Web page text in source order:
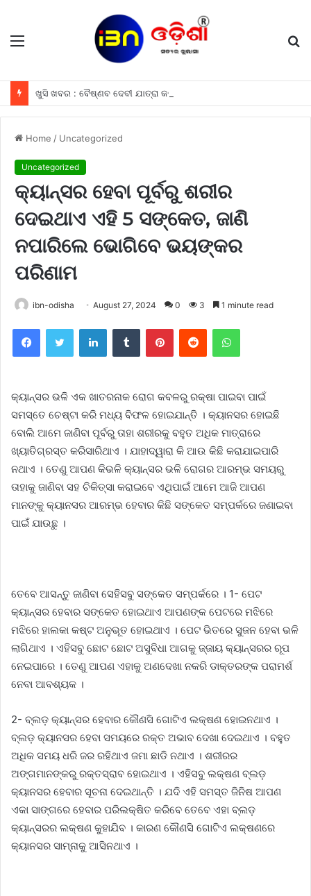
Menu
Home / Uncategorized
Uncategorized
କ୍ୟାନ୍ସର ହେବା ପୂର୍ବରୁ ଶରୀର
ଦେଇଥାଏ ଏହି 5 ସଙ୍କେତ, ଜାଣି
ନପାରିଲେ ଭୋଗିବେ ଭୟଙ୍କର
ପରିଣାମ
ibn-odisha August 27, 2024 0 3 1 minute read
FacebookTwitter LinkedInTumblr PinterestReddit WhatsApp
କ୍ୟାନ୍ସର ଭଳି ଏକ ଖାତରନାକ ରୋଗ କବଳରୁ ରକ୍ଷା ପାଇବା ପାଇଁ
ସମସ୍ତେ ଚେଷ୍ଟା କରି ମଧ୍ୟ ବିଫଳ ହୋଇଯାନ୍ତି । କ୍ୟାନସର ହୋଇଛି
ବୋଲି ଆମେ ଜାଣିବା ପୂର୍ବରୁ ତାହା ଶରୀରକୁ ବହୁତ ଅଧିକ ମାତ୍ରାରେ
ଖ୍ୟାତିଗ୍ରସ୍ତ କରିସାରିଥାଏ । ଯାହାଦ୍ୱାରା କି ଆଉ କିଛି କରାଯାଇପାରି
ନଥାଏ । ତେଣୁ ଆପଣ କିଭଳି କ୍ୟାନ୍ସର ଭଳି ରୋଗର ଆରମ୍ଭ ସମୟରୁ
ତାହାକୁ ଜାଣିବା ସହ ଚିକିତ୍ସା କରାଇବେ ଏଥିପାଇଁ ଆମେ ଆଜି ଆପଣ
ମାନଙ୍କୁ କ୍ୟାନସର ଆରମ୍ଭ ହେବାର କିଛି ସଙ୍କେତ ସମ୍ପର୍କରେ ଜଣାଇବା
ପାଇଁ ଯାଉଛୁ ।
ତେବେ ଆସନ୍ତୁ ଜାଣିବା ସେହିସବୁ ସଙ୍କେତ ସମ୍ପର୍କରେ । 1- ପେଟ
କ୍ୟାନ୍ସର ହେବାର ସଙ୍କେତ ହୋଇଥାଏ ଆପଣଙ୍କ ପେଟରେ ମଝିରେ
ମଝିରେ ହାଲକା କଷ୍ଟ ଅନୁଭୂତ ହୋଇଥାଏ । ପେଟ ଭିତରେ ସୁଜନ ହେବା ଭଳି
ଲାଗିଥାଏ । ଏହିସବୁ ଛୋଟ ଛୋଟ ଅସୁବିଧା ଆଗକୁ ଜ୍ଜାୟ କ୍ୟାନ୍ସରର ରୂପ
ନେଇପାରେ । ତେଣୁ ଆପଣ ଏହାକୁ ଅଣଦେଖା ନକରି ଡାକ୍ତରଙ୍କ ପରାମର୍ଶ
ନେବା ଆବଶ୍ୟକ ।
2- ବ୍ଲଡ଼ କ୍ୟାନ୍ସର ହେବାର କୌଣସି ଗୋଟିଏ ଲକ୍ଷଣ ହୋଇନଥାଏ ।
ବ୍ଲଡ଼ କ୍ୟାନସର ହେବା ସମୟରେ ରକ୍ତ ଅଭାବ ଦେଖା ଦେଇଥାଏ । ବହୁତ
ଅଧିକ ସମୟ ଧରି ଜର ରହିଥାଏ ଜମା ଛାଡି ନଥାଏ । ଶରୀରର
ଅଙ୍ଗମାନଙ୍କରୁ ରକ୍ତସ୍ରାବ ହୋଇଥାଏ । ଏହିସବୁ ଲକ୍ଷଣ ବ୍ଲଡ଼
କ୍ୟାନସର ହେବାର ସୂଚନା ଦେଇଥାନ୍ତି । ଯଦି ଏହି ସମସ୍ତ ଜିନିଷ ଆପଣ
ଏକା ସାଙ୍ଗରେ ହେବାର ପରିଲକ୍ଷିତ କରିବେ ତେବେ ଏହା ବ୍ଲଡ଼
କ୍ୟାନ୍ସରର ଲକ୍ଷଣ କୁହାଯିବ । କାରଣ କୌଣସି ଗୋଟିଏ ଲକ୍ଷଣରେ
କ୍ୟାନସର ସାମ୍ନାକୁ ଆସିନଥାଏ ।